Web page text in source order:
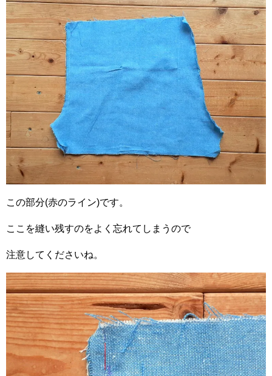
この部分(赤のライン)です。
ここを縫い残すのをよく忘れてしまうので
注意してくださいね。